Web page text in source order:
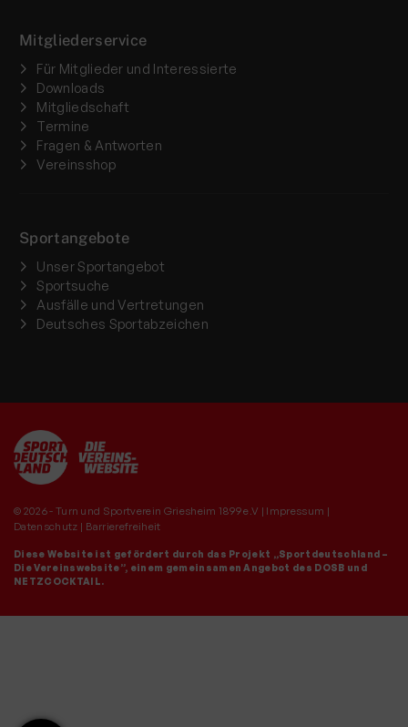
Mitgliederservice
Für Mitglieder und Interessierte
Downloads
Mitgliedschaft
Termine
Fragen & Antworten
Vereinsshop
Sportangebote
Unser Sportangebot
Sportsuche
Ausfälle und Vertretungen
Deutsches Sportabzeichen
© 2026 - Turn und Sportverein Griesheim 1899 e.V | Impressum |
Datenschutz | Barrierefreiheit
Diese Website ist gefördert durch das Projekt „Sportdeutschland –
Die Vereinswebsite”, einem gemeinsamen Angebot des DOSB und
NETZCOCKTAIL.